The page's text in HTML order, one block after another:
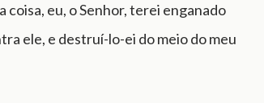
coisa, eu, o Senhor, terei enganado
ele, e destruí-lo-ei do meio do meu